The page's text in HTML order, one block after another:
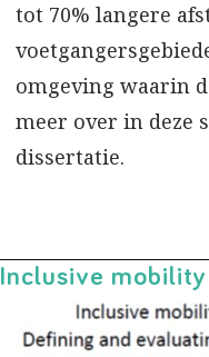
tot 70% langere
omgeving waarin
meer over in deze
dissertatie.
Inclusive